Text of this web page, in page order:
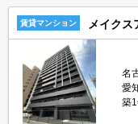
賃貸マンション メイクス
名
愛
築